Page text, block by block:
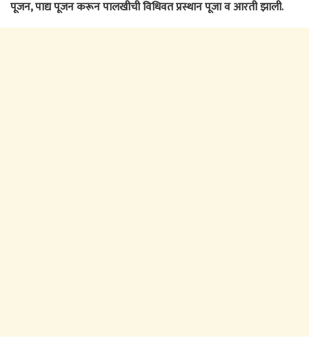
पूजन, पाद्य पूजन करून पालखीची विधिवत प्रस्थान पूजा व आरती झाली.